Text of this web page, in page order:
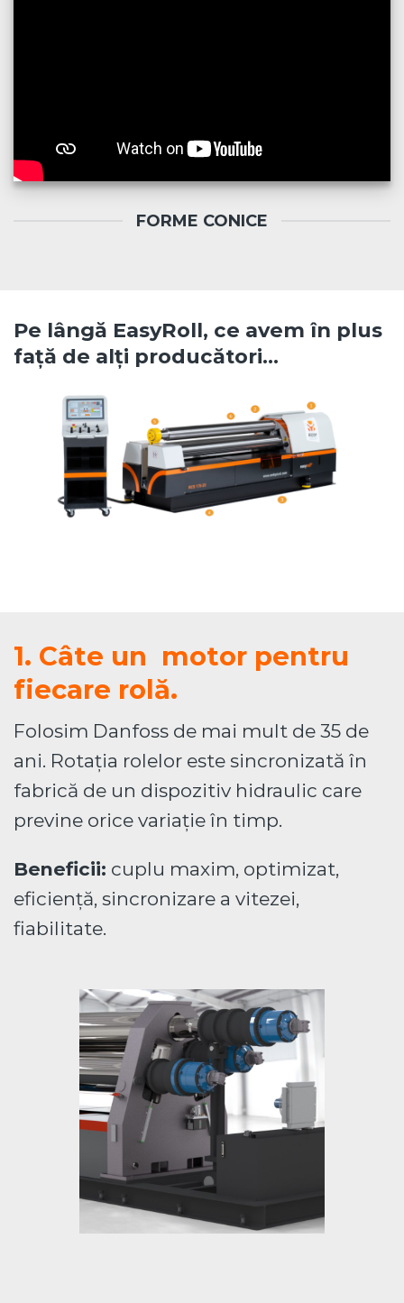
FORME CONICE
Pe lângă EasyRoll, ce avem în plus
față de alți producători…
1. Câte un motor pentru
fiecare rolă.
Folosim Danfoss de mai mult de 35 de
ani. Rotația rolelor este sincronizată în
fabrică de un dispozitiv hidraulic care
previne orice variație în timp.
Beneficii: cuplu maxim, optimizat,
eficiență, sincronizare a vitezei,
fiabilitate.